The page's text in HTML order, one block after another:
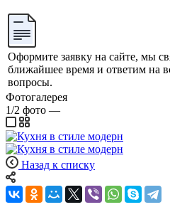
Оформите заявку на сайте, мы
ближайшее время и ответим на
вопросы.
Фотогалерея
1/2 фото —
Назад к списку